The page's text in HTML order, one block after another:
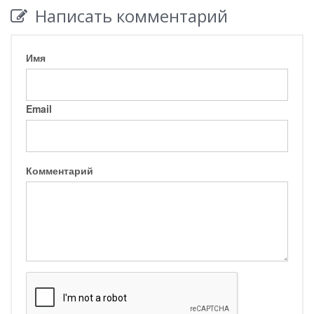
Написать комментарий
Имя
Email
Комментарий